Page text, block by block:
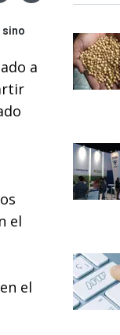
a
el
el